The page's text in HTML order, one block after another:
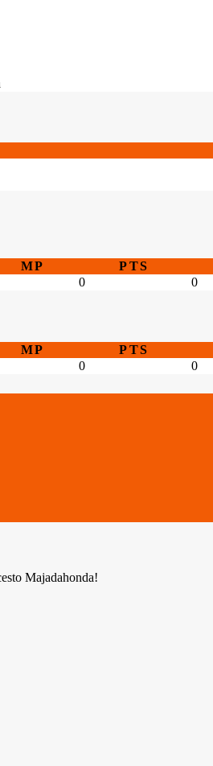
MP PTS
0 0
MP PTS
0 0
Majadahonda!